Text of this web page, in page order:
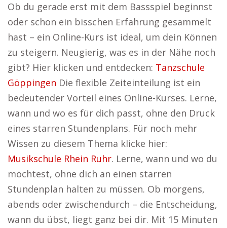
Ob du gerade erst mit dem Bassspiel beginnst
oder schon ein bisschen Erfahrung gesammelt
hast – ein Online-Kurs ist ideal, um dein Können
zu steigern. Neugierig, was es in der Nähe noch
gibt? Hier klicken und entdecken: Tanzschule
Göppingen Die flexible Zeiteinteilung ist ein
bedeutender Vorteil eines Online-Kurses. Lerne,
wann und wo es für dich passt, ohne den Druck
eines starren Stundenplans. Für noch mehr
Wissen zu diesem Thema klicke hier:
Musikschule Rhein Ruhr. Lerne, wann und wo du
möchtest, ohne dich an einen starren
Stundenplan halten zu müssen. Ob morgens,
abends oder zwischendurch – die Entscheidung,
wann du übst, liegt ganz bei dir. Mit 15 Minuten